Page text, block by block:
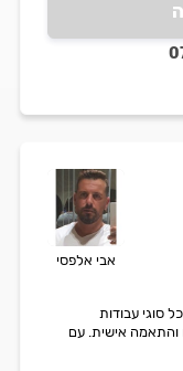
אבי אלפסי
סוגי עבודות
והתאמה אישית. עם